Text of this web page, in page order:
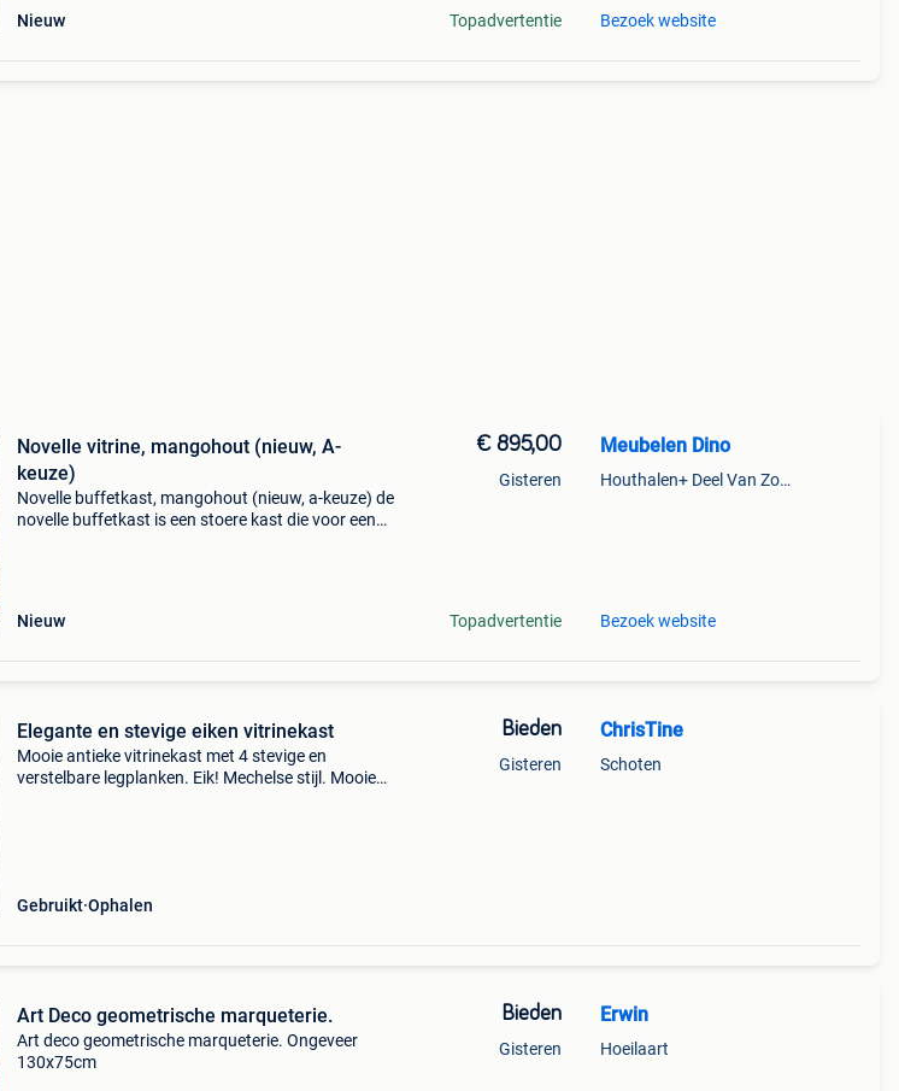
Nieuw Topadvertentie Bezoek website
Novelle vitrine, mangohout (nieuw, A-
keuze)
Novelle buffetkast, mangohout (nieuw, a-keuze) de
novelle buffetkast is een stoere kast die voor een
Nieuw
€ 895,00
Gisteren
Topadvertentie
Meubelen Dino
Houthalen+ Deel Van Zonhoven En Zolder
Bezoek website
Elegante en stevige eiken vitrinekast
Mooie antieke vitrinekast met 4 stevige en
verstelbare legplanken. Eik! Mechelse stijl. Mooie
Gebruikt Ophalen
Bieden
Gisteren
ChrisTine
Schoten
Art Deco geometrische marqueterie.
Art deco geometrische marqueterie. Ongeveer
130x75cm
Bieden
Gisteren
Erwin
Hoeilaart